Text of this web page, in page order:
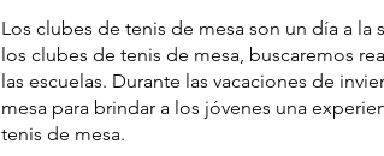
Los clubes de tenis de mesa son un día a la
los clubes de tenis de mesa, buscaremos
las escuelas. Durante las vacaciones de
mesa para brindar a los jóvenes una
tenis de mesa.